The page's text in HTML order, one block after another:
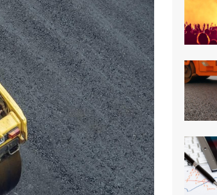
Kościół Najświętszego
Serca Pana Jezusa
Kaplica św. Jana
Chrzciciela
Promenada nad Przemszą
robotnicze Nikiszowiec w
Katowicach